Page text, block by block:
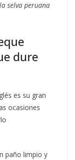
selva peruana
dure
es su gran
ocasiones
paño limpio y